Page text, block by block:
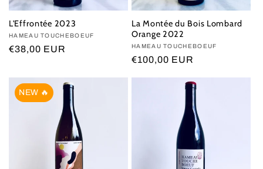
L'Effrontée 2023
Vendor:
HAMEAU TOUCHEBOEUF
Regular
€38,00 EUR
La Montée du Bois Lombard
Orange 2022
Vendor:
HAMEAU TOUCHEBOEUF
Regular
€100,00 EUR
NEW 🔥